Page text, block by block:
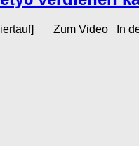
Zum Video In